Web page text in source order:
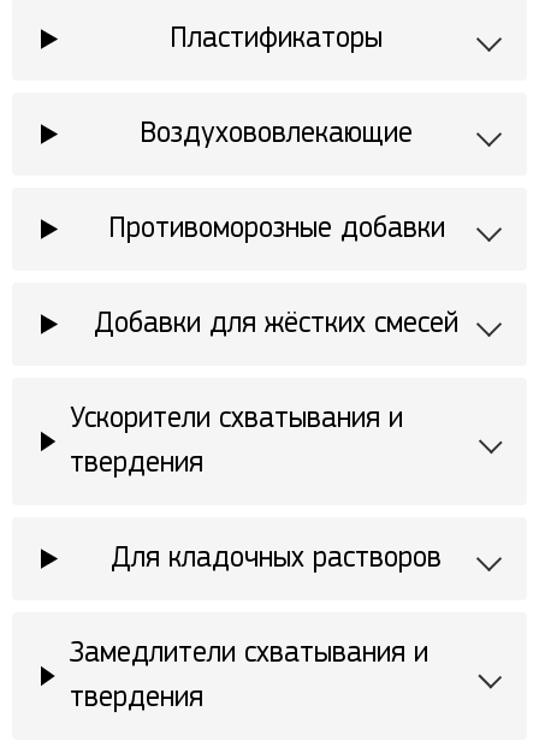
Пластификаторы
Воздухововлекающие
Противоморозные добавки
Добавки для жёстких смесей
Ускорители схватывания и
твердения
Для кладочных растворов
Замедлители схватывания и
твердения